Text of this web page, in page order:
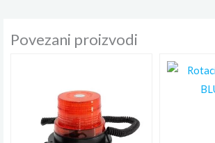
Povezani proizvodi